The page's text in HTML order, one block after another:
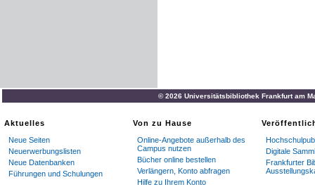
© 2026 Universitätsbibliothek Frankfurt am
Aktuelles
Neue Seiten
Neuerwerbungslisten
Neue Datenbanken
Führungen und Schulungen
Von zu Hause
Online-Angebote außerhalb des
Campus nutzen
Bücher online bestellen
Verlängern, Konto abfragen
Hilfe zu Ihrem Konto
Digitale
Frankfurter